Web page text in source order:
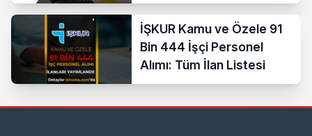
İŞKUR Kamu ve Özele 91
Bin 444 İşçi Personel
Alımı: Tüm İlan Listesi